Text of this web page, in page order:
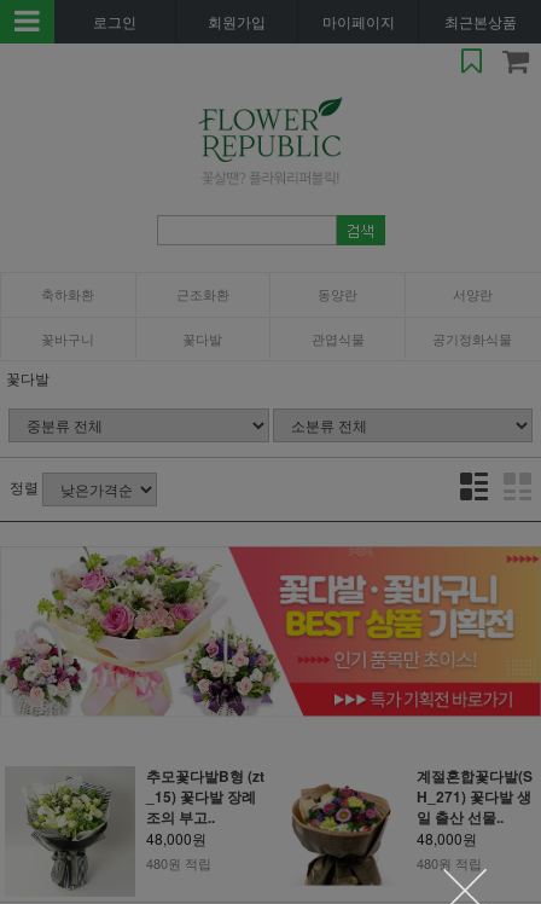
로그인 회원가입 마이페이지 최근본상품
축하화환 근조화환 동양란 서양란
꽃바구니 꽃다발 관엽식물 공기정화식물
꽃다발
정렬
추모꽃다발B형 (zt
_15) 꽃다발 장례
조의 부고..
48,000원
480원 적립
계절혼합꽃다발(S
H_271) 꽃다발 생
일 출산 선물..
48,000원
480원 적립